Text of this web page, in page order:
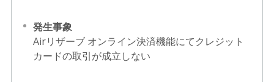
発生事象
Airリザーブ オンライン決済機能にてクレジット
カードの取引が成立しない